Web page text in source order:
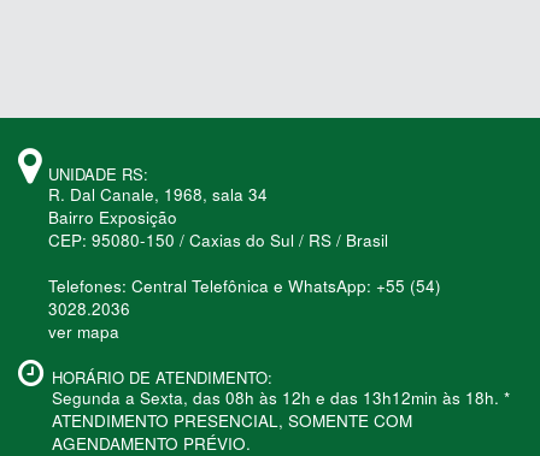
UNIDADE RS:
R. Dal Canale, 1968, sala 34
Bairro Exposição
CEP: 95080-150 / Caxias do Sul / RS / Brasil
Telefones: Central Telefônica e WhatsApp: +55 (54)
3028.2036
ver mapa
HORÁRIO DE ATENDIMENTO:
Segunda a Sexta, das 08h às 12h e das 13h12min às 18h. *
ATENDIMENTO PRESENCIAL, SOMENTE COM
AGENDAMENTO PRÉVIO.